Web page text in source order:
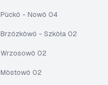
Pùckô - Nowô 04
Brzózkòwô - Szkòła 02
Wrzosowô 02
Mòstowô 02